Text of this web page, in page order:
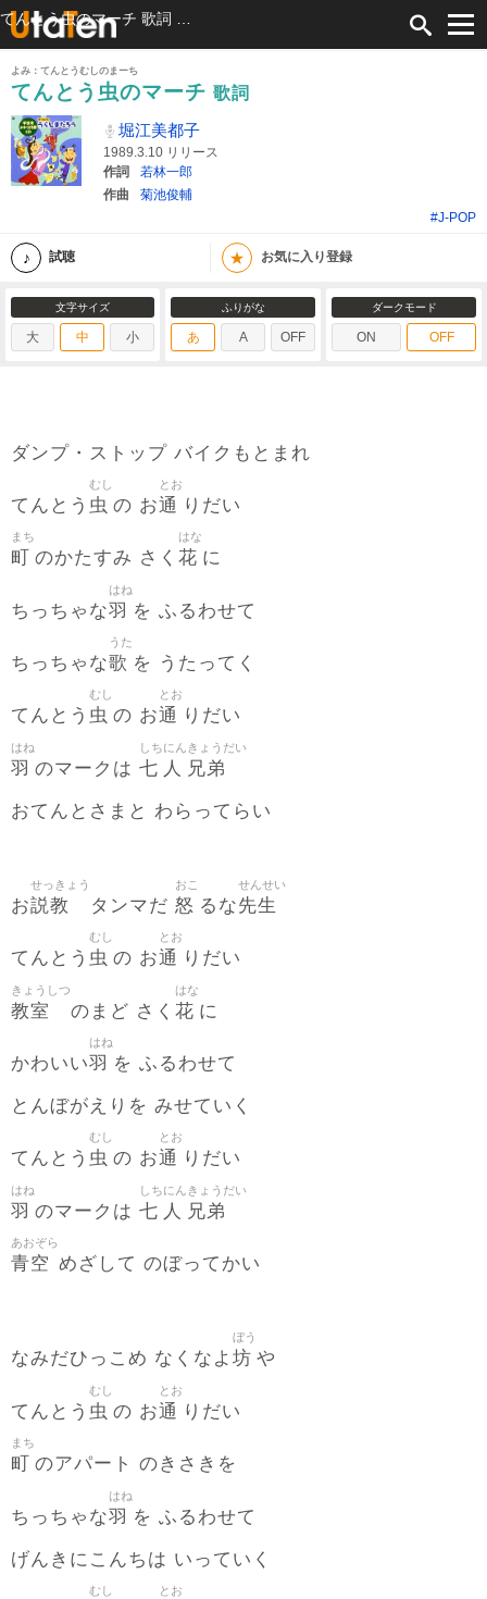
よみ：てんとうむしのまーち
てんとう虫のマーチ 歌詞
堀江美都子
1989.3.10 リリース
作詞
若林一郎
作曲
菊池俊輔
#J-POP
試聴 ★ お気に入り登録
文字サイズ
大 中 小
ふりがな
あ A OFF
ダークモード
ON OFF
ダンプ・ストップ バイクもとまれ
てんとう 虫
むし
の お通
とお
りだい
町
まち
のかたすみ さく 花
はな
に
ちっちゃな羽
はね
を ふるわせて
ちっちゃな歌
うた
を うたってく
てんとう 虫
むし
の お通
とお
りだい
羽
はね
のマークは 七
しち
人
にん
兄弟
きょうだい
おてんとさまと わらってらい
お説教
せっきょう
タンマだ 怒
おこ
るな先生
せんせい
てんとう 虫
むし
の お通
とお
りだい
教室
きょうしつ
のまど さく 花
はな
に
かわいい羽
はね
を ふるわせて
とんぼがえりを みせていく
てんとう 虫
むし
の お通
とお
りだい
羽
はね
のマークは 七
しち
人
にん
兄弟
きょうだい
青空
あおぞら
めざして のぼってかい
なみだひっこめ なくなよ 坊
ぼう
や
てんとう 虫
むし
の お通
とお
りだい
町
まち
のアパート のきさきを
ちっちゃな羽
はね
を ふるわせて
げんきにこんちは いっていく
むし とお